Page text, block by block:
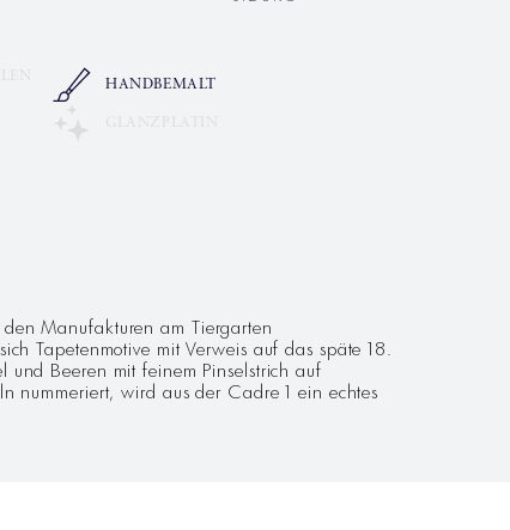
HANDBEMALT
Manufakturen am Tiergarten
Tapetenmotive mit Verweis auf das späte 18.
und Beeren mit feinem Pinselstrich auf
nummeriert, wird aus der Cadre 1 ein echtes